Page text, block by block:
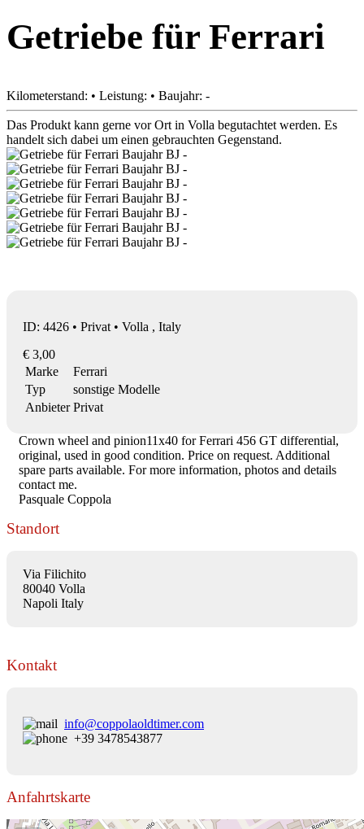
Getriebe für Ferrari
Kilometerstand: • Leistung: • Baujahr: -
Das Produkt kann gerne vor Ort in Volla begutachtet werden. Es
handelt sich dabei um einen gebrauchten Gegenstand.
ID: 4426 • Privat • Volla , Italy
€ 3,00
Marke
Ferrari
Typ
sonstige Modelle
Anbieter Privat
Crown wheel and pinion11x40 for Ferrari 456 GT differential,
original, used in good condition. Price on request. Additional
spare parts available. For more information, photos and details
contact me.
Pasquale Coppola
Standort
Via Filichito
80040 Volla
Napoli Italy
Kontakt
info@coppolaoldtimer.com
+39 3478543877
Anfahrtskarte